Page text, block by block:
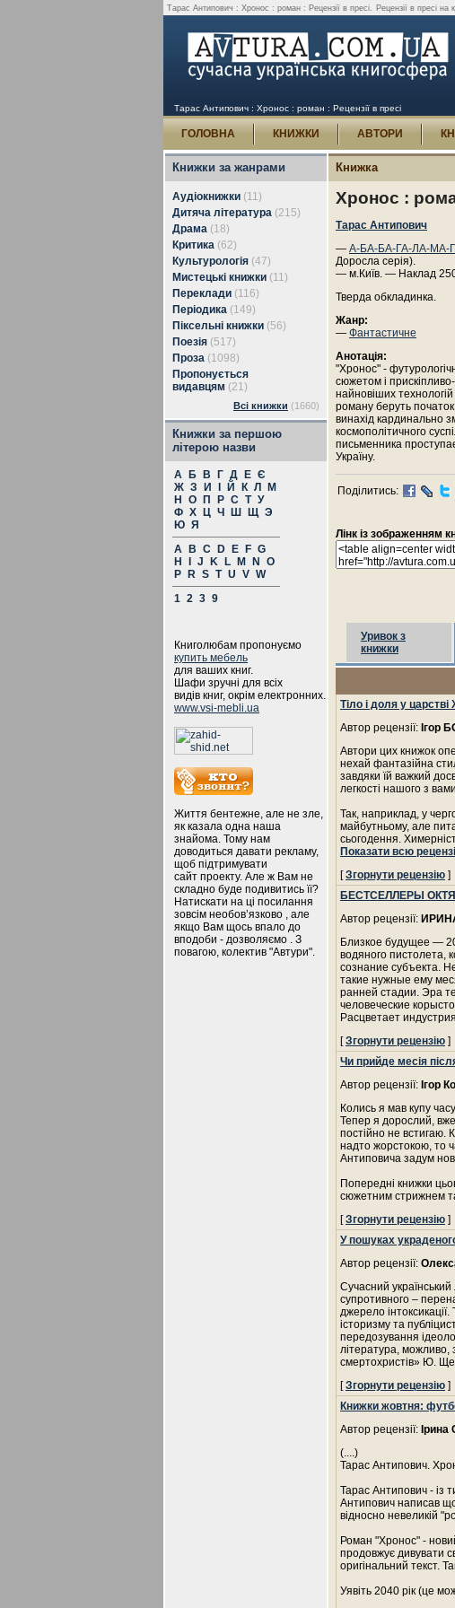
Тарас Антипович : Хронос : роман : Рецензії в пресі. Рецензії в пресі
Тарас Антипович : Хронос : роман : Рецензії в пресі
ГОЛОВНА КНИЖКИ АВТОРИ
Книжки за жанрами
Аудіокнижки (11)
Дитяча література (215)
Драма (18)
Критика (62)
Культурологія (47)
Мистецькі книжки (11)
Переклади (116)
Періодика (149)
Піксельні книжки (56)
Поезія (517)
Проза (1098)
Пропонується
видавцям (21)
Всі книжки (1660)
Книжки за першою
літерою назви
А Б В Г Д Е Є
Ж З И Й К Л
М
Н
О П Р С Т У
Ф Х Ц Ч Ш Щ Э
Ю Я
A
B C D E F G
H
J K L M N
O
P
R S T U V W
1 2 3 9
Книголюбам пропонуємо
купить мебель
для ваших книг.
Шафи зручні для всіх
видів книг, окрім електронних.
www.vsi-mebli.ua
Життя бентежне, але не зле,
як казала одна наша
знайома. Тому нам
доводиться давати рекламу,
щоб підтримувати
сайт проекту. Але ж Вам не
складно буде подивитись її?
Натискати на ці посилання
зовсім необов’язково , але
якщо Вам щось впало до
вподоби - дозволяємо . З
повагою, колектив "Автури".
Книжка
Хронос :
Тарас Антипович
— А-БА-БА-ГА-ЛА-МА-
Доросла серія).
— м.Київ. — Наклад
Тверда обкладинка.
Жанр:
— Фантастичне
Анотація:
"Хронос" -
сюжетом і
найновіших
роману беруть
винахід кардинально
космополітичного
письменника
Україну.
Поділитись:
Лінк із зображенням
Уривок з
книжки
Тіло і доля у царстві
Автор рецензії: Ігор
Автори цих книжок
нехай фантазійна
завдяки їй важкий
легкості нашого з
Так, наприклад, у
майбутньому, але
сьогодення.
Показати всю
[Згорнути рецензію ]
БЕСТСЕЛЛЕРЫ
Автор рецензії:
Близкое будущее —
водяного пистолета,
сознание субъекта.
такие нужные ему
ранней стадии. Эра
человеческие
Расцветает
[Згорнути рецензію ]
Чи прийде месія
Автор рецензії: Ігор
Колись я мав купу
Тепер я дорослий,
постійно не встигаю.
надто жорстокою, то
Антиповича задум
Попередні книжки
сюжетним стрижнем
[Згорнути рецензію ]
У пошуках
Автор рецензії:
Сучасний
супротивного –
джерело
історизму та
передозування
література, можливо,
смертохристів» Ю.
[Згорнути рецензію ]
Книжки жовтня:
Автор рецензії: Ірина
(....)
Тарас Антипович.
Тарас Антипович - із
Антипович написав
відносно невеликій
Роман "Хронос" -
продовжує дивувати
оригінальний текст.
Уявіть 2040 рік (це